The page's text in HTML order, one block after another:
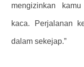
mengizinkan
kaca. Perjalanan
dalam sekejap.”